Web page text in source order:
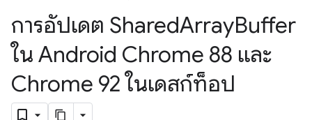
การอัปเดต SharedArrayBuffer
ใน Android Chrome 88 และ
Chrome 92 ในเดสก์ท็อป